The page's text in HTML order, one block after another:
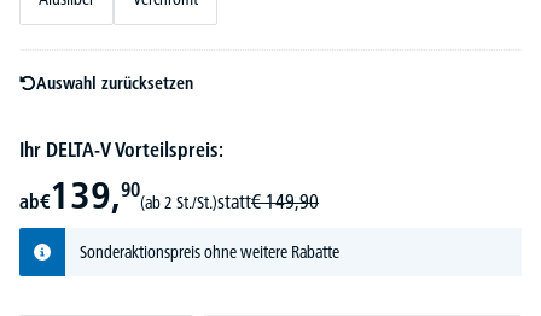
Auswahl zurücksetzen
Ihr DELTA-V Vorteilspreis:
ab€139,90
(ab 2 St./St.)statt€ 149,90
Sonderaktionspreis ohne weitere Rabatte